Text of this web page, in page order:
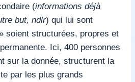
(informations déjà
but, ndlr) qui lui sont
soient structurées, propres et
Ici, 400 personnes
sur la donnée, structurent la
par les plus grands